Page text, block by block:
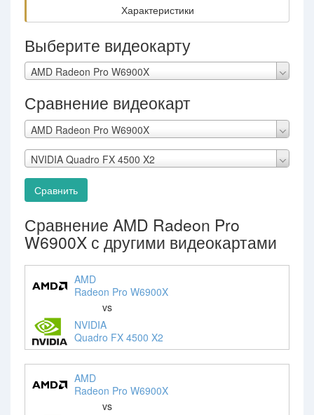
Характеристики
Выберите видеокарту
AMD Radeon Pro W6900X
Сравнение видеокарт
AMD Radeon Pro W6900X
NVIDIA Quadro FX 4500 X2
Сравнить
Сравнение AMD Radeon Pro
W6900X с другими видеокартами
AMD
Radeon Pro W6900X
vs
NVIDIA
Quadro FX 4500 X2
AMD
Radeon Pro W6900X
vs